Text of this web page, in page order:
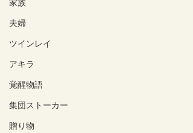
家族
夫婦
ツインレイ
アキラ
覚醒物語
集団ストーカー
贈り物